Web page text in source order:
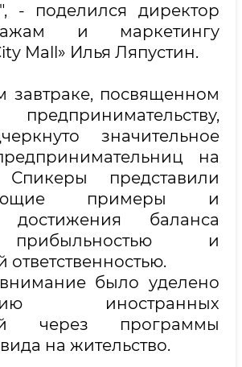
- поделился директор
и маркетингу
Mall» Илья Ляпустин.
завтраке, посвященном
значительное
на
Спикеры представили
примеры и
достижения баланса
и
ответственностью.
было уделено
иностранных
через программы
на жительство.